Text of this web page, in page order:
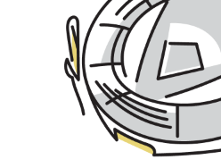
特集コンテンツ
プレスリリース
MILCプロジェクト
Localist